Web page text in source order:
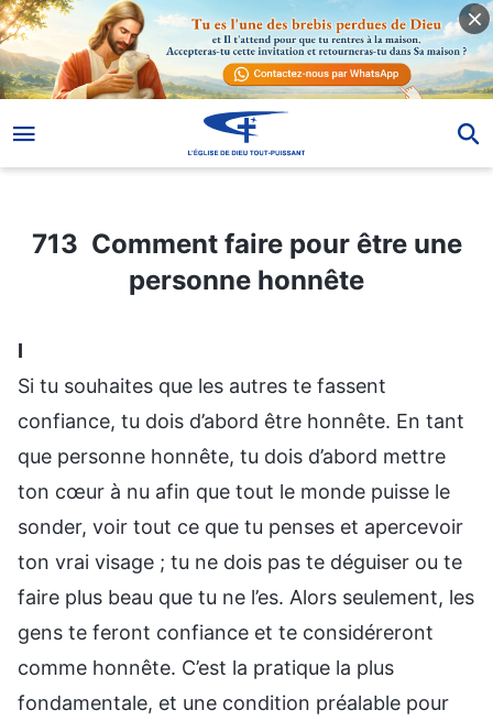
713 Comment faire pour être une personne honnête
713 Comment faire pour être une
personne honnête
Ⅰ
Si tu souhaites que les autres te fassent
confiance, tu dois d’abord être honnête. En tant
que personne honnête, tu dois d’abord mettre
ton cœur à nu afin que tout le monde puisse le
sonder, voir tout ce que tu penses et apercevoir
ton vrai visage ; tu ne dois pas te déguiser ou te
faire plus beau que tu ne l’es. Alors seulement, les
gens te feront confiance et te considéreront
comme honnête. C’est la pratique la plus
fondamentale, et une condition préalable pour